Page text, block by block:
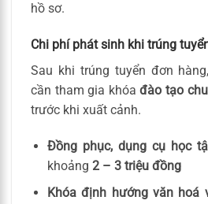
hồ sơ.
Chi phí phát sinh khi trúng
Sau khi trúng tuyển đơn
cần tham gia khóađào tạo
trước khi xuất cảnh.
Đồng phục, dụng cụ học
khoảng 2 – 3 triệu đồng
Khóa định hướng văn hoá